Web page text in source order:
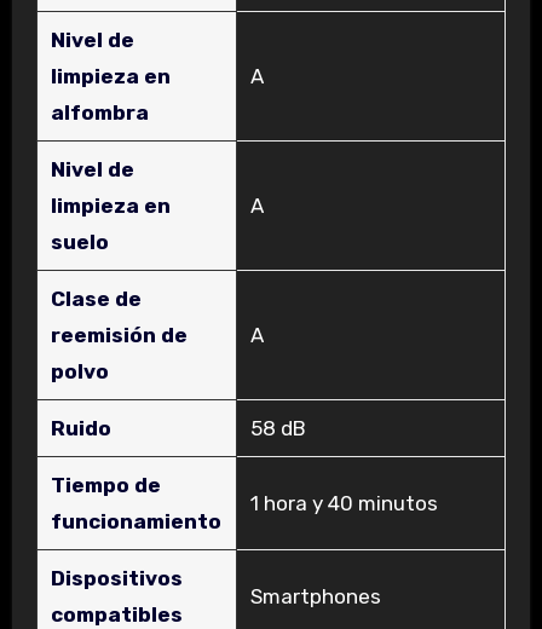
Nivel de
limpieza en
alfombra
‎A
Nivel de
limpieza en
suelo
‎A
Clase de
reemisión de
polvo
‎A
Ruido ‎58 dB
Tiempo de
funcionamiento
‎1 hora y 40 minutos
Dispositivos
compatibles
‎Smartphones